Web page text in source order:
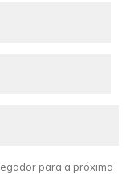
para a próxima